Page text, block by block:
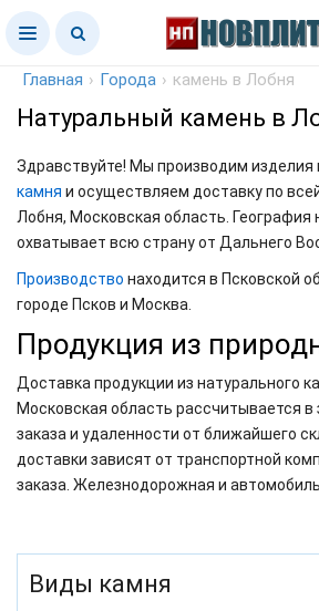
Главная › Города › камень в Лобня
Натуральный камень в
Здравствуйте! Мы производим изделия
камня и осуществляем доставку по
Лобня, Московская область. География
охватывает всю страну от Дальнего
Производство находится в Псковской
городе Псков и Москва.
Продукция из
Доставка продукции из натурального
Московская область рассчитывается в
заказа и удаленности от ближайшего
доставки зависят от транспортной
заказа. Железнодорожная и
Виды камня